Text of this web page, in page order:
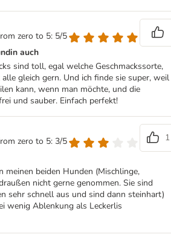
zero to 5: 5/5
auch
sind toll, egal welche Geschmackssorte,
gleich gern. Und ich finde sie super, weil
kann, wenn man möchte, und die
und sauber. Einfach perfekt!
zero to 5: 3/5
1
meinen beiden Hunden (Mischlinge,
nicht gerne genommen. Sie sind
sehr schnell aus und sind dann steinhart)
wenig Ablenkung als Leckerlis